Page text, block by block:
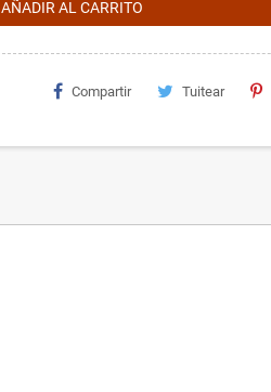
AÑADIR AL CARRITO
Compartir Tuitear